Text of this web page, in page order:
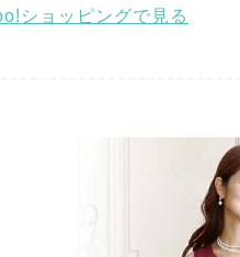
ショッピングで見る